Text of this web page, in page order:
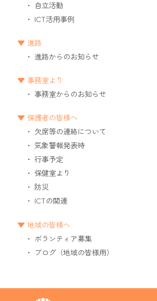
自立活動
ICT活用事例
進路
進路からのお知らせ
事務室より
事務室からのお知らせ
保護者の皆様へ
欠席等の連絡について
気象警報発表時
行事予定
保健室より
防災
ICTの関連
地域の皆様へ
ボランティア募集
ブログ（地域の皆様用）